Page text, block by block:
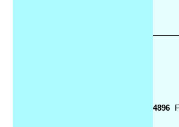
4896